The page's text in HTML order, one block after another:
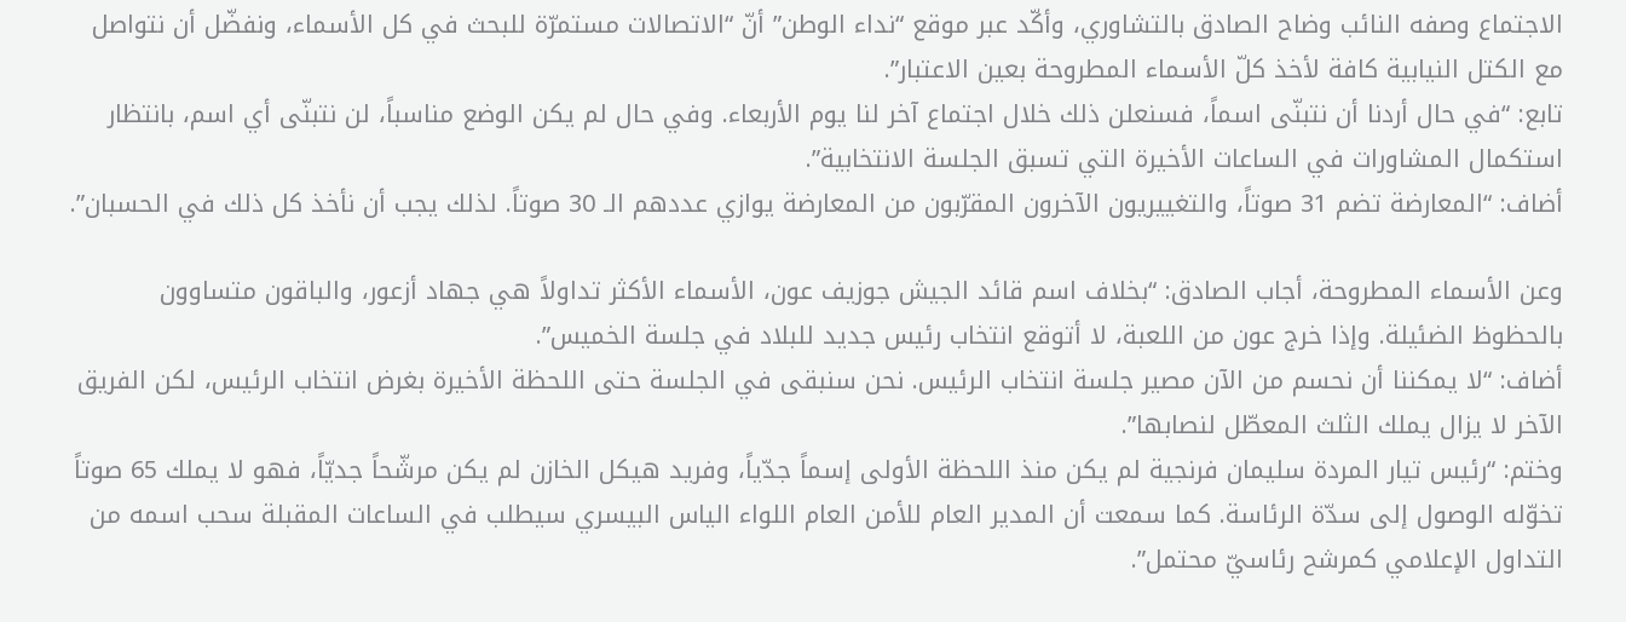
الاجتماع وصفه النائب وضاح الصادق بالتشاوري، وأكّد عبر موقع “نداء الوطن” أنّ “الاتصالات مستمرّة للبحث في كل الأسماء، ونفضّل أن نتواصل
مع الكتل النيابية كافة لأخذ كلّ الأسماء المطروحة بعين الاعتبار”.
تابع: “في حال أردنا أن نتبنّى اسماً، فسنعلن ذلك خلال اجتماع آخر لنا يوم الأربعاء. وفي حال لم يكن الوضع مناسباً، لن نتبنّى أي اسم، بانتظار
استكمال المشاورات في الساعات الأخيرة التي تسبق الجلسة الانتخابية”.
أضاف: “المعارضة تضم 31 صوتاً، والتغييريون الآخرون المقرّبون من المعارضة يوازي عددهم الـ 30 صوتاً. لذلك يجب أن نأخذ كل ذلك في الحسبان”.
وعن الأسماء المطروحة، أجاب الصادق: “بخلاف اسم قائد الجيش جوزيف عون، الأسماء الأكثر تداولاً هي جهاد أزعور، والباقون متساوون
بالحظوظ الضئيلة. وإذا خرج عون من اللعبة، لا أتوقع انتخاب رئيس جديد للبلاد في جلسة الخميس”.
أضاف: “لا يمكننا أن نحسم من الآن مصير جلسة انتخاب الرئيس. نحن سنبقى في الجلسة حتى اللحظة الأخيرة بغرض انتخاب الرئيس، لكن الفريق
الآخر لا يزال يملك الثلث المعطّل لنصابها”.
وختم: “رئيس تيار المردة سليمان فرنجية لم يكن منذ اللحظة الأولى إسماً جدّياً، وفريد هيكل الخازن لم يكن مرشّحاً جديّاً، فهو لا يملك 65 صوتاً
تخوّله الوصول إلى سدّة الرئاسة. كما سمعت أن المدير العام للأمن العام اللواء الياس البيسري سيطلب في الساعات المقبلة سحب اسمه من
التداول الإعلامي كمرشح رئاسيّ محتمل”.